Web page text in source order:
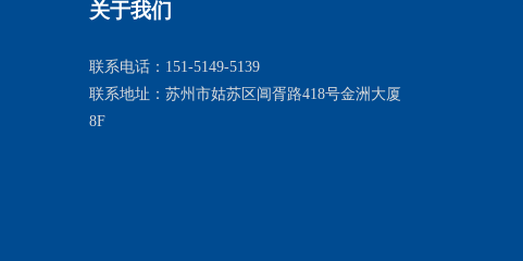
关于我们
联系电话：151-5149-5139
联系地址：苏州市姑苏区阊胥路418号金洲大厦
8F